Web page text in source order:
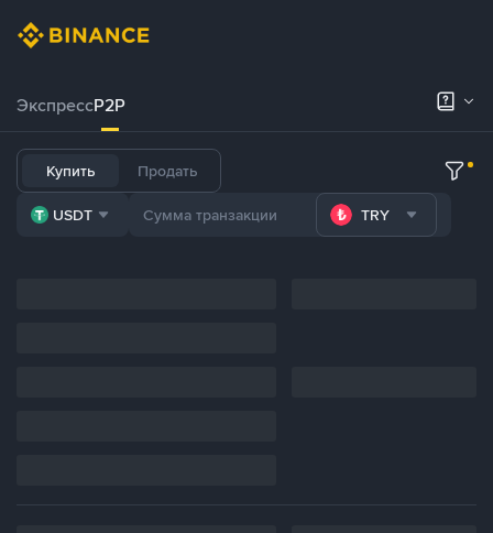
ЭкспрессP2P
Купить Продать
USDT TRY